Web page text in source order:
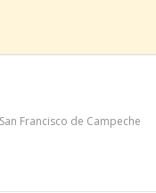
Francisco de Campeche